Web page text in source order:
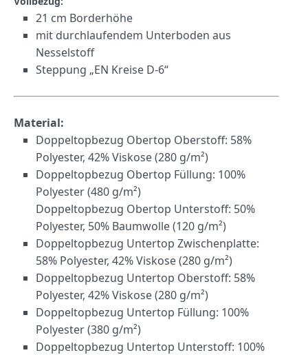
21 cm Borderhöhe
mit durchlaufendem Unterboden aus
Nesselstoff
Steppung „EN Kreise D-6“
Material:
Doppeltopbezug Obertop Oberstoff: 58%
Polyester, 42% Viskose (280 g/m²)
Doppeltopbezug Obertop Füllung: 100%
Polyester (480 g/m²)
Doppeltopbezug Obertop Unterstoff: 50%
Polyester, 50% Baumwolle (120 g/m²)
Doppeltopbezug Untertop Zwischenplatte:
58% Polyester, 42% Viskose (280 g/m²)
Doppeltopbezug Untertop Oberstoff: 58%
Polyester, 42% Viskose (280 g/m²)
Doppeltopbezug Untertop Füllung: 100%
Polyester (380 g/m²)
Doppeltopbezug Untertop Unterstoff: 100%